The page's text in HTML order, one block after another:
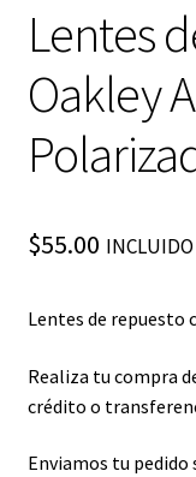
Lentes
Oakley
$55.00
Lentes de repuesto
Realiza tu compra
crédito o
Enviamos tu pedido